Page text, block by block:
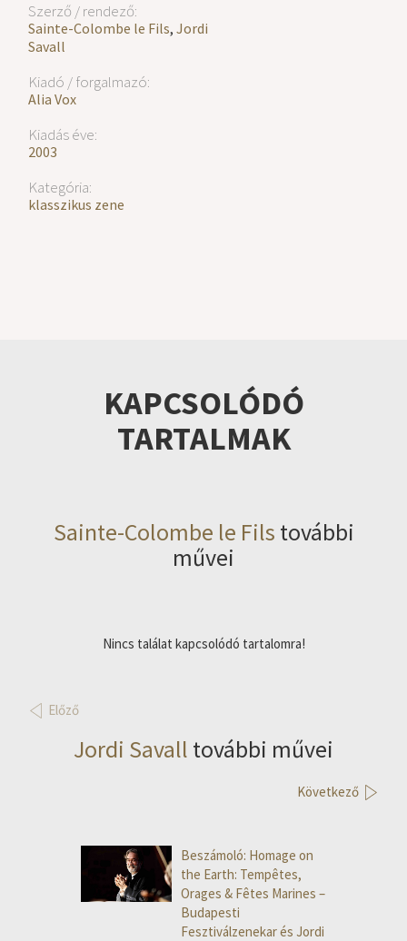
Szerző / rendező:
Sainte-Colombe le Fils,Jordi
Savall
Kiadó / forgalmazó:
Alia Vox
Kiadás éve:
2003
Kategória:
klasszikus zene
KAPCSOLÓDÓ
TARTALMAK
Sainte-Colombe le Fils további
művei
Nincs találat kapcsolódó tartalomra!
Előző
Jordi Savall további művei
Következő
Beszámoló: Homage on
the Earth: Tempêtes,
Orages & Fêtes Marines –
Budapesti
Fesztiválzenekar és Jordi